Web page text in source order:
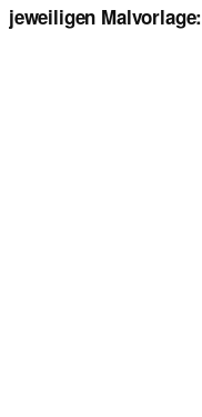
jeweiligen Malvorlage: